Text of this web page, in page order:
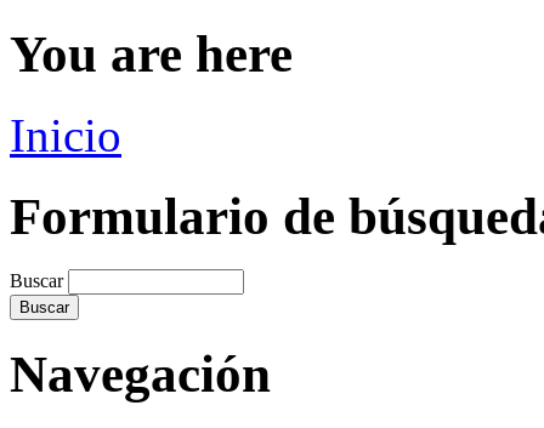
You are here
Inicio
Formulario de
Buscar
Navegación